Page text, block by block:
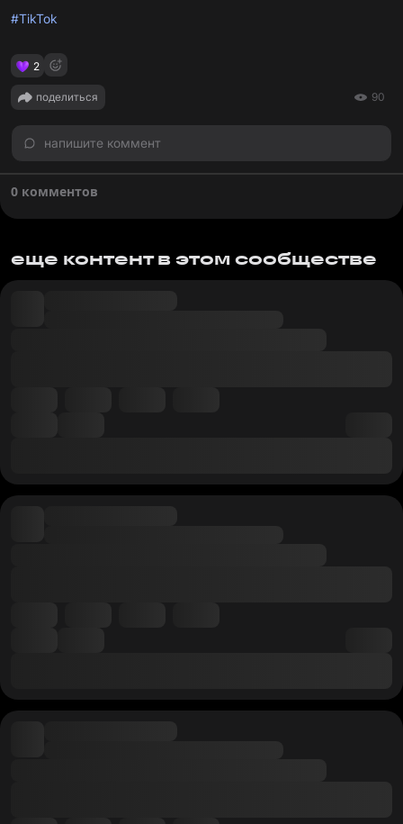
#TikTok
2
поделиться 90
напишите коммент
0 комментов
еще контент в этом сообществе